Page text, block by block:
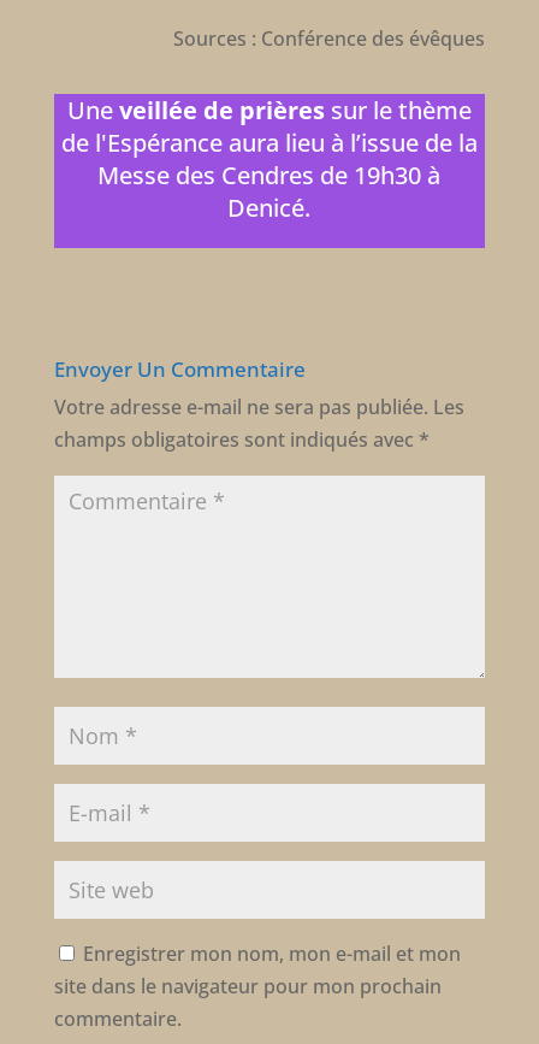
Sources : Conférence des évêques
Uneveillée de prièressur le thème
de l'Espérance aura lieu à l’issue de la
Messe des Cendres de 19h30 à
Denicé.
Envoyer Un Commentaire
Votre adresse e-mail ne sera pas publiée. Les
champs obligatoires sont indiqués avec *
Enregistrer mon nom, mon e-mail et mon
site dans le navigateur pour mon prochain
commentaire.